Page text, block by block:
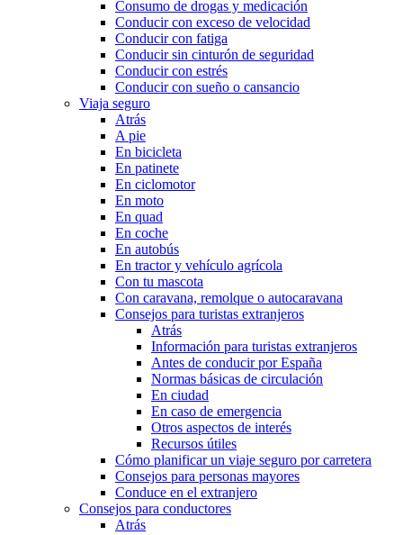
Consumo de drogas y medicación
Conducir con exceso de velocidad
Conducir con fatiga
Conducir sin cinturón de seguridad
Conducir con estrés
Conducir con sueño o cansancio
Viaja seguro
Atrás
A pie
En bicicleta
En patinete
En ciclomotor
En moto
En quad
En coche
En autobús
En tractor y vehículo agrícola
Con tu mascota
Con caravana, remolque o autocaravana
Consejos para turistas extranjeros
Atrás
Información para turistas extranjeros
Antes de conducir por España
Normas básicas de circulación
En ciudad
En caso de emergencia
Otros aspectos de interés
Recursos útiles
Cómo planificar un viaje seguro por carretera
Consejos para personas mayores
Conduce en el extranjero
Consejos para conductores
Atrás